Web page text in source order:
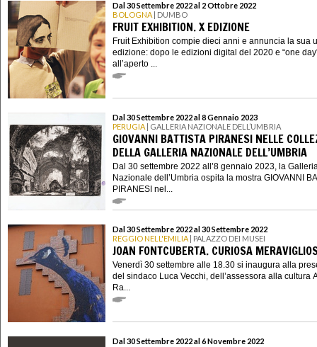
Dal 30 Settembre 2022 al 2 Ottobre 2022
BOLOGNA | DUMBO
FRUIT EXHIBITION. X EDIZIONE
Fruit Exhibition compie dieci anni e annuncia la sua
edizione: dopo le edizioni digital del 2020 e “one
all’aperto ...
Dal 30 Settembre 2022 al 8 Gennaio 2023
PERUGIA | GALLERIA NAZIONALE DELL’UMBRIA
GIOVANNI BATTISTA PIRANESI NELLE
DELLA GALLERIA NAZIONALE DELL’UMBRIA
Dal 30 settembre 2022 all’8 gennaio 2023, la
Nazionale dell’Umbria ospita la mostra GIOVANNI
PIRANESI nel...
Dal 30 Settembre 2022 al 30 Settembre 2022
REGGIO NELL'EMILIA | PALAZZO DEI MUSEI
JOAN FONTCUBERTA. CURIOSA
Venerdì 30 settembre alle 18.30 si inaugura alla
del sindaco Luca Vecchi, dell’assessora alla cultura
Ra...
Dal 30 Settembre 2022 al 6 Novembre 2022